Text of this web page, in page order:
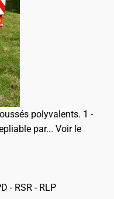
polyvalents. 1 -
par... Voir le
- RSR - RLP